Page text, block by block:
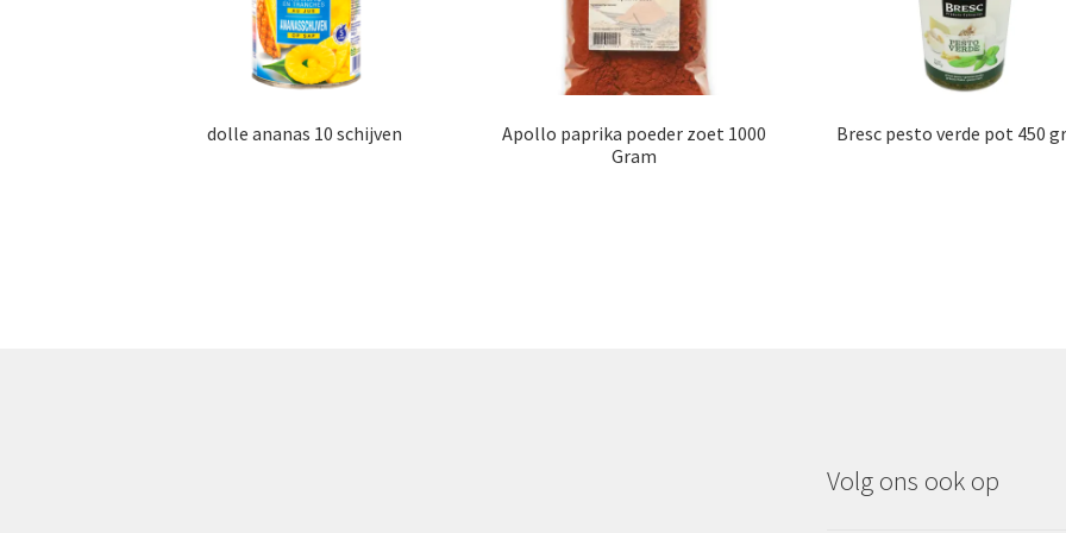
dolle ananas 10 schijven
Apollo paprika poeder zoet 1000
Gram
Bresc pesto verde pot 450
Volg ons ook op